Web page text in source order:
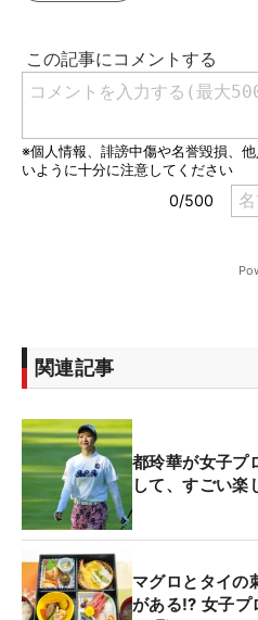
関連記事
都玲華が女子プ
して、すごい楽
マグロとタイの
がある⁉ 女子プ